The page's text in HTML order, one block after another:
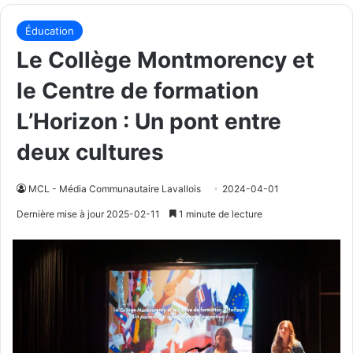
Éducation
Le Collège Montmorency et
le Centre de formation
L’Horizon : Un pont entre
deux cultures
MCL - Média Communautaire Lavallois 2024-04-01
Dernière mise à jour 2025-02-11 1 minute de lecture